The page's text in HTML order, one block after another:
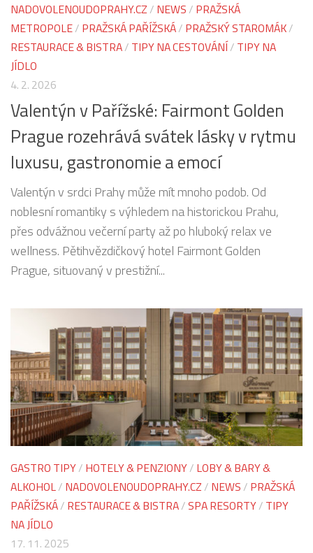
NADOVOLENOUDOPRAHY.CZ / NEWS / PRAŽSKÁ
METROPOLE/ PRAŽSKÁ PAŘÍŽSKÁ/ PRAŽSKÝ STAROMÁK/
RESTAURACE & BISTRA/ TIPY NA CESTOVÁNÍ/ TIPY NA
JÍDLO
4. 2. 2026
Valentýn v Pařížské: Fairmont Golden
Prague rozehrává svátek lásky v rytmu
luxusu, gastronomie a emocí
Valentýn v srdci Prahy může mít mnoho podob. Od
noblesní romantiky s výhledem na historickou Prahu,
přes odvážnou večerní party až po hluboký relax ve
wellness. Pětihvězdičkový hotel Fairmont Golden
Prague, situovaný v prestižní...
GASTRO TIPY/ HOTELY & PENZIONY/ LOBY & BARY &
ALKOHOL/ NADOVOLENOUDOPRAHY.CZ / NEWS / PRAŽSKÁ
PAŘÍŽSKÁ/ RESTAURACE & BISTRA/SPA RESORTY/ TIPY
NA JÍDLO
17. 11. 2025